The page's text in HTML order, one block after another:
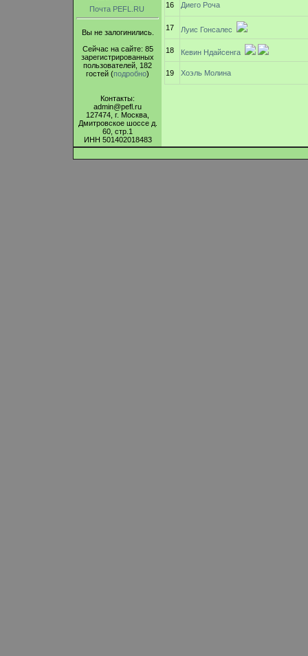
Почта PEFL.RU
Вы не залогинились.
Сейчас на сайте: 85
зарегистрированных
пользователей, 182
гостей (подробно)
Контакты:
admin@pefl.ru
127474, г. Москва,
Дмитровское шоссе д.
60, стр.1
ИНН 501402018483
16 Диего Роча
17 Луис Гонсалес
18 Кевин Ндайсенга
19 Хоэль Молина